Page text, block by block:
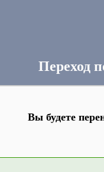
Переход
Вы будете